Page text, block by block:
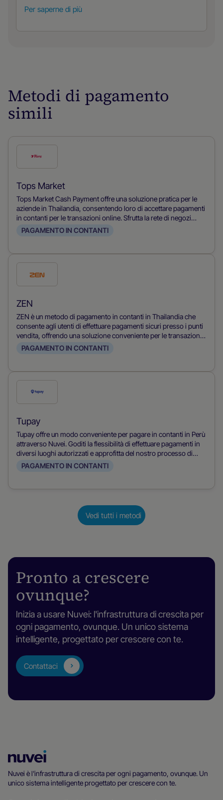
Per saperne di più
Metodi di pagamento
simili
Seleziona
questo
metodo
di
pagamento
Tops Market
Tops Market Cash Payment offre una soluzione pratica per le
aziende in Thailandia, consentendo loro di accettare pagamenti
in contanti per le transazioni online. Sfrutta la rete di negozi
Tops Market e permette ai clienti di pagare gli acquisti online in
PAGAMENTO IN CONTANTI
Seleziona
questo
metodo
di
pagamento
ZEN
ZEN è un metodo di pagamento in contanti in Thailandia che
consente agli utenti di effettuare pagamenti sicuri presso i punti
vendita, offrendo una soluzione conveniente per le transazioni
in contanti.
PAGAMENTO IN CONTANTI
Seleziona
questo
metodo
di
pagamento
Tupay
Tupay offre un modo conveniente per pagare in contanti in Perù
attraverso Nuvei. Goditi la flessibilità di effettuare pagamenti in
diversi luoghi autorizzati e approfitta del nostro processo di
transazione sicuro ed efficiente.
PAGAMENTO IN CONTANTI
Vedi tutti i metodi
Pronto a crescere
ovunque?
Inizia a usare Nuvei: l'infrastruttura di crescita per
ogni pagamento, ovunque. Un unico sistema
intelligente, progettato per crescere con te.
Contattaci
di
Nuvei
Nuvei è l'infrastruttura di crescita per ogni pagamento, ovunque. Un
unico sistema intelligente progettato per crescere con te.